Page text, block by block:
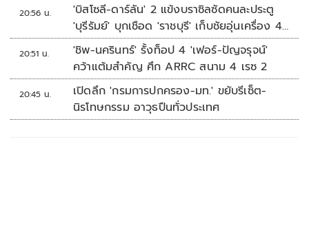
20:56 น.
'บิสโซลี-ดาร์ลัน' 2 แข้งบราซิลซัดคนละประตู
'บุรีรัมย์' บุกเชือด 'ราชบุรี' เก็บชัยอุ่นเครื่อง 4
นัดรวด
20:51 น.
'ชิพ-นครินทร์' รั้งท็อป 4 'เฟอร์-ปัญจรุจน์'
คว้าแต้มสำคัญ ศึก ARRC สนาม 4 เรซ 2
20:45 น.
เปิดลึก 'กรมการปกครอง-มท.' ขยับรีเซ็ต-
นิรโทษกรรม อาวุธปืนทั่วประเทศ